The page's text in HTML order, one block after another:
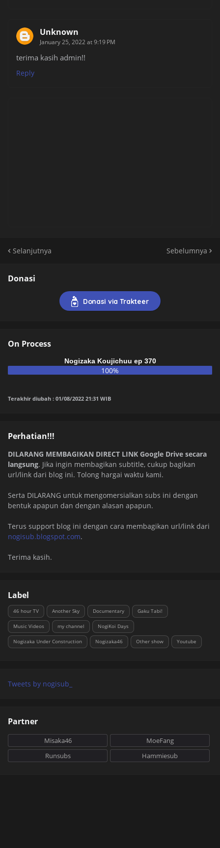
Unknown
January 25, 2022 at 9:19 PM
terima kasih admin!!
Reply
Selanjutnya Sebelumnya
Donasi
Donasi via Trakteer
On Process
Nogizaka Koujichuu ep 370
100%
Terakhir diubah : 01/08/2022 21:31 WIB
Perhatian!!!
DILARANG MEMBAGIKAN DIRECT LINK Google Drive secara
langsung. Jika ingin membagikan subtitle, cukup bagikan
url/link dari blog ini. Tolong hargai waktu kami.
Serta DILARANG untuk mengomersialkan subs ini dengan
bentuk apapun dan dengan alasan apapun.
Terus support blog ini dengan cara membagikan url/link dari
nogisub.blogspot.com.
Terima kasih.
Label
46 hour TV Another Sky Documentary Gaku Tabi!
Music Videos my channel NogiKoi Days
Nogizaka Under Construction Nogizaka46 Other show Youtube
Tweets by nogisub_
Partner
Misaka46
MoeFang
Runsubs
Hammiesub